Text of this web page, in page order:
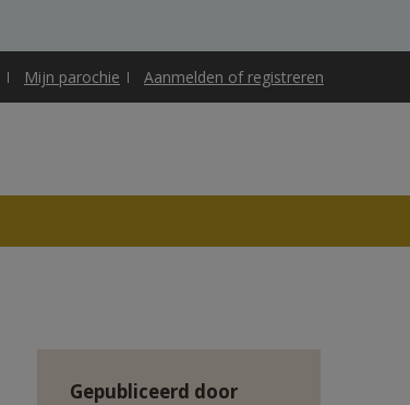
Mijn parochie Aanmelden of registreren
Gepubliceerd door